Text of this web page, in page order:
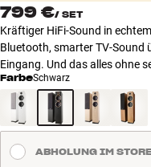
799 €/ SET
Kräftiger HiFi-Sound in
Bluetooth, smarter TV-Sound
Eingang. Und das alles ohne
FarbeSchwarz
ABHOLUNG IM